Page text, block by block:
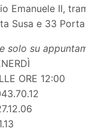
Emanuele II,
Susa e 33
solo su
ORE 12:00